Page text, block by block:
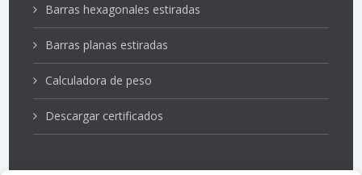
Barras hexagonales estiradas
Barras planas estiradas
Calculadora de peso
Descargar certificados